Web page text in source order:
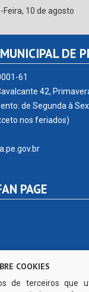
Feira, 10 de agosto
DE
61
42,
de Segunda à
nos feriados)
PAGE
COOKIES
de terceiros que